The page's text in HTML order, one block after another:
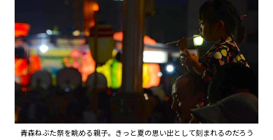
青森ねぶた祭を眺める親子。きっと夏の思い出として刻まれるのだろう